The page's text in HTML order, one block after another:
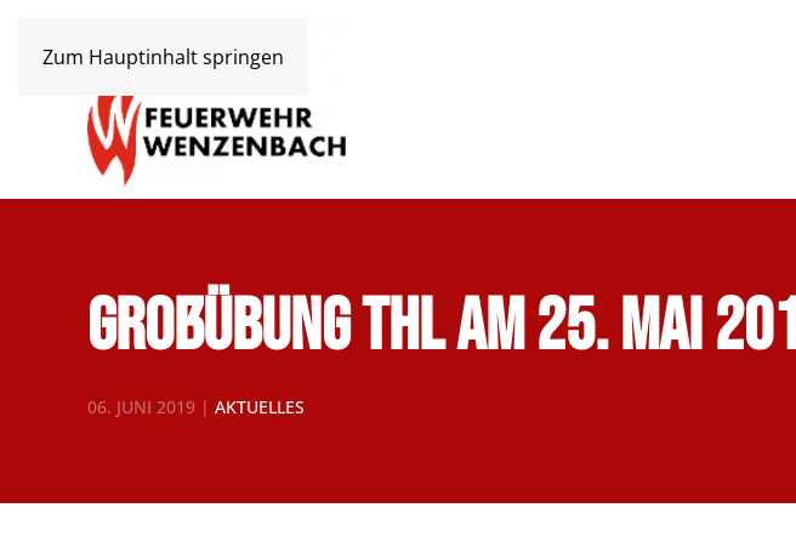
Zum Hauptinhalt springen
Großübung THL am 25. Mai
06. JUNI 2019 | AKTUELLES